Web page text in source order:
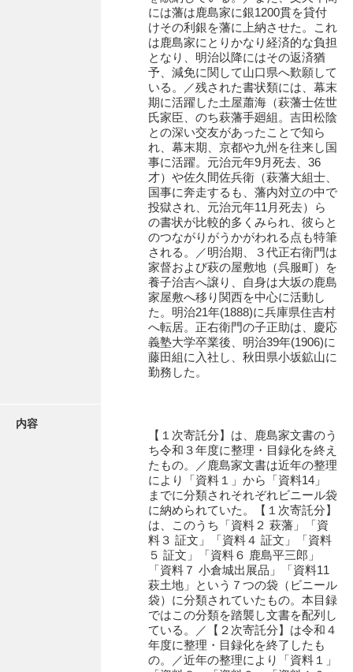
石田家文書（山口市）
市川家文書(千葉県)
厳島神社祭礼堅田中組水上会講文書
厳島神社念仏踊堅田下組流田会講文書
伊藤家文書（須佐町）
伊藤家文書（山口市）
伊藤家文書（宇部市）
井上一親文書
井上家文書（防府市）
井上家文書（徳山市）
井上勉家文書（大和町）
井下家文書（埼玉県）
入江九一文書
には藩は鹿島家に銀1200貫を貸付
けその利銀を藩に上納させた。これ
は鹿島家にとりかなり経済的な負担
となり、明治以降にはその返済猶
予、減免に関して山口県へ歎願して
いる。／残された書状類には、幕末
期に活躍した土屋蕭海（萩藩士佐世
氏家臣、のち萩藩手廻組。吉田松陰
との深い交友があったことで知ら
れ、幕末期、京都や九州を往来し国
事に活躍。元治元年9月死去、36
才）や佐久間佐兵衛（萩藩大組士、
国事に奔走するも、藩内対立の中で
投獄され、元治元年11月死去）ら
の書状が比較的多くみられ、彼らと
のつながりがうかがわれる点も特筆
される。／明治期、３代正右衛門は
家督および萩の屋敷地（呉服町）を
養子治吉へ譲り、自身は大坂の鹿島
家屋敷へ移り関西を中心に活動し
た。明治21年(1888)に兵庫県住吉村
へ転居。正右衛門の子正助は、慶応
義塾大学卒業後、明治39年(1906)に
藤田組に入社し、秋田県小坂鉱山に
勤務した。
内容
【１次寄託分】は、鹿島家文書のう
ち令和３年度に整理・目録化を終え
たもの。／鹿島家文書は近年の整理
により「資料１」から「資料14」
までに分類されそれぞれビニール袋
に納められていた。【１次寄託分】
は、このうち「資料２ 萩藩」「資
料３ 証文」「資料４ 証文」「資料
５ 証文」「資料６ 鹿島平三郎」
「資料７ 小倉城出展品」「資料11
萩土地」という７つの袋（ビニール
袋）に分類されていたもの。本目録
ではこの分類を踏襲し文書を配列し
ている。／【２次寄託分】は令和４
年度に整理・目録化を終了したも
の。／近年の整理により「資料１」